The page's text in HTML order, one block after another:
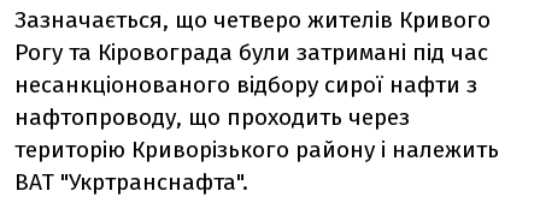
Зазначається, що четверо жителів Кривого
Рогу та Кіровограда були затримані під час
несанкціонованого відбору сирої нафти з
нафтопроводу, що проходить через
територію Криворізького району і належить
ВАТ "Укртранснафта".